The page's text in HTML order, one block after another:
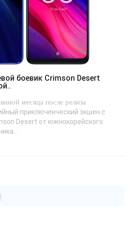
месяца после релиза
приключенческий экшен с
Desert от южнокорейского